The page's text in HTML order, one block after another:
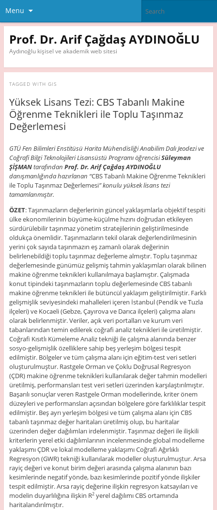
Menu
Prof. Dr. Arif Çağdaş AYDINOĞLU
Aydınoğlu kişisel ve akademik web sitesi
TAGGED WITH GIS
Yüksek Lisans Tezi: CBS Tabanlı Makine
Öğrenme Teknikleri ile Toplu Taşınmaz
Değerlemesi
GTÜ Fen Bilimleri Enstitüsü Harita Mühendisliği Anabilim Dalı Jeodezi ve
Coğrafi Bilgi Teknolojileri Lisansüstü Programı öğrencisiSüleyman
ŞİŞMANtarafından Prof. Dr. Arif Çağdaş AYDINOĞLU
danışmanlığında hazırlanan “CBS Tabanlı Makine Öğrenme Teknikleri
ile Toplu Taşınmaz Değerlemesi” konulu yüksek lisans tezi
tamamlanmıştır.
ÖZET: Taşınmazların değerlerinin güncel yaklaşımlarla objektif tespiti
ülke ekonomilerinin büyüme-küçülme hızını doğrudan etkileyen
sürdürülebilir taşınmaz yönetim stratejilerinin geliştirilmesinde
oldukça önemlidir. Taşınmazların tekil olarak değerlendirilmesinin
yerini çok sayıda taşınmazın eş zamanlı olarak değerinin
belirlenebildiği toplu taşınmaz değerleme almıştır. Toplu taşınmaz
değerlemesinde günümüz gelişmiş tahmin yaklaşımları olarak bilinen
makine öğrenme teknikleri kullanılmaya başlamıştır. Çalışmada
konut tipindeki taşınmazların toplu değerlemesinde CBS tabanlı
makine öğrenme teknikleri ile bütüncül yaklaşım geliştirilmiştir. Farklı
gelişmişlik seviyesindeki mahalleleri içeren İstanbul (Pendik ve Tuzla
ilçeleri) ve Kocaeli (Gebze, Çayırova ve Darıca ilçeleri) çalışma alanı
olarak belirlenmiştir. Veriler, açık veri portalları ve kurum veri
tabanlarından temin edilerek coğrafi analiz teknikleri ile üretilmiştir.
Coğrafi Kısıtlı Kümeleme Analiz tekniği ile çalışma alanında benzer
sosyo-gelişmişlik özelliklere sahip beş yerleşim bölgesi tespit
edilmiştir. Bölgeler ve tüm çalışma alanı için eğitim-test veri setleri
oluşturulmuştur. Rastgele Orman ve Çoklu Doğrusal Regresyon
(ÇDR) makine öğrenme teknikleri kullanılarak değer tahmin modelleri
üretilmiş, performansları test veri setleri üzerinden karşılaştırılmıştır.
Başarılı sonuçlar veren Rastgele Orman modellerinde, kriter önem
düzeyleri ve performansları açısından bölgelere göre farklılıklar tespit
edilmiştir. Beş ayrı yerleşim bölgesi ve tüm çalışma alanı için CBS
tabanlı taşınmaz değer haritaları üretilmiş olup, bu haritalar
üzerinden değer dağılımları irdelenmiştir. Taşınmaz değeri ile ilişkili
kriterlerin yerel etki dağılımlarının incelenmesinde global modelleme
yaklaşımı ÇDR ve lokal modelleme yaklaşımı Coğrafi Ağırlıklı
Regresyon (GWR) tekniği kullanılarak modeller oluşturulmuştur. Arsa
rayiç değeri ve konut birim değeri arasında çalışma alanının bazı
kesimlerinde negatif yönde, bazı kesimlerinde pozitif yönde ilişkiler
tespit edilmiştir. Arsa rayiç değerine ilişkin regresyon katsayıları ve
modelin duyarlılığına ilişkin R2yerel dağılımı CBS ortamında
haritalandırılmıştır.